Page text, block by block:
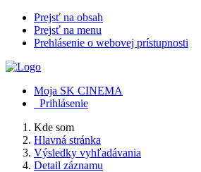
Prejsť na obsah
Prejsť na menu
Prehlásenie o webovej prístupnosti
Moja SK CINEMA
Prihlásenie
Kde som
Hlavná stránka
Výsledky vyhľadávania
Detail záznamu